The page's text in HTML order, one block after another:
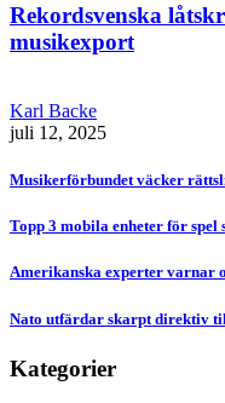
Rekordsvenska
musikexport
Karl Backe
juli 12, 2025
Musikerförbundet väcker
Topp 3 mobila enheter för spel
Amerikanska experter varnar
Nato utfärdar skarpt direktiv
Kategorier